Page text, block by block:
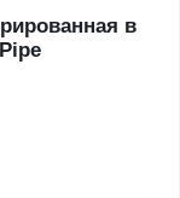
в